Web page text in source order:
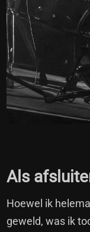
Als
Hoewel ik
geweld, was ik